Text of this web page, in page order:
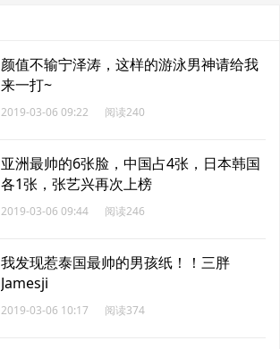
颜值不输宁泽涛，这样的游泳男神请给我
来一打~
2019-03-06 09:22 阅读240
亚洲最帅的6张脸，中国占4张，日本韩国
各1张，张艺兴再次上榜
2019-03-06 09:44 阅读246
我发现惹泰国最帅的男孩纸！！三胖
Jamesji
2019-03-06 10:17 阅读374